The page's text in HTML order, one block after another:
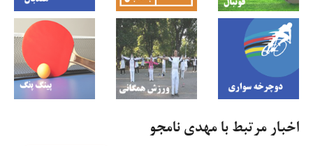
اخبار مرتبط با مهدی نامجو